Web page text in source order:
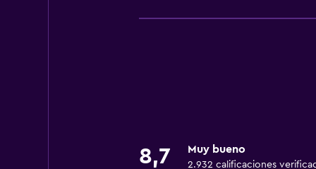
Wifi gratis
Extinguidor
8,7 Muy bueno
2.932 calificaciones